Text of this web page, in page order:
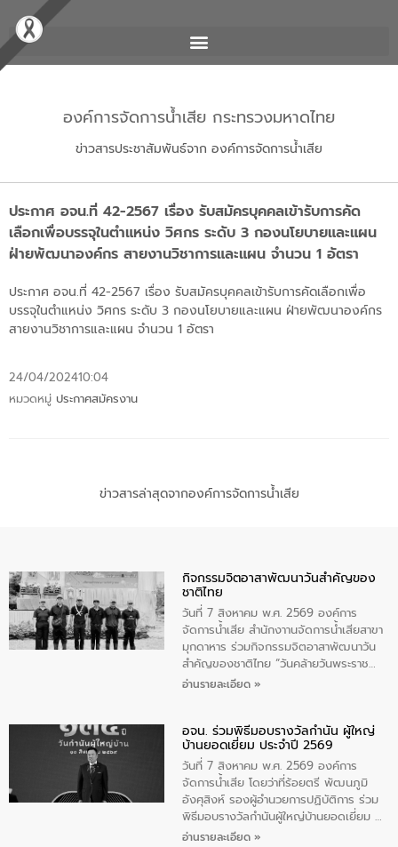
องค์การจัดการน้ำเสีย กระทรวงมหาดไทย
ข่าวสารประชาสัมพันธ์จาก องค์การจัดการน้ำเสีย
ประกาศ อจน.ที่ 42-2567 เรื่อง รับสมัครบุคคลเข้ารับการคัด
เลือกเพื่อบรรจุในตำแหน่ง วิศกร ระดับ 3 กองนโยบายและแผน
ฝ่ายพัฒนาองค์กร สายงานวิชาการและแผน จำนวน 1 อัตรา
ประกาศ อจน.ที่ 42-2567 เรื่อง รับสมัครบุคคลเข้ารับการคัดเลือกเพื่อ
บรรจุในตำแหน่ง วิศกร ระดับ 3 กองนโยบายและแผน ฝ่ายพัฒนาองค์กร
สายงานวิชาการและแผน จำนวน 1 อัตรา
24/04/202410:04
หมวดหมู่ ประกาศสมัครงาน
ข่าวสารล่าสุดจากองค์การจัดการน้ำเสีย
กิจกรรมจิตอาสาพัฒนาวันสําคัญของ
ชาติไทย
วันที่ 7 สิงหาคม พ.ศ. 2569 องค์การ
จัดการน้ำเสีย สำนักงาานจัดการน้ำเสียสาขา
มุกดาหาร ร่วมกิจกรรมจิตอาสาพัฒนาวัน
สําคัญของชาติไทย “วันคล้ายวันพระราช
สมภพ สมเด็จพระนางเจ้าสิริกิติ์พระบรม
ทิพย์คำ รองผู้ว่าราชการจังหวัดมุกดาหาร
เป็นประธานในพิธี ณ เรือนจําชั่วคราวนาโสก
ตําบลนาโสก อําเภอเมืองมุกดาหาร จังหวัด
มุกดาหาร โดยในกิจกรรมได้ร่วมปลูกป่า และ
ทําความสะอาดภายในบริเวณ จัดกิจกรรม
เพื่อถวายเป็นพระราชกุศล สมเด็จพระนาง
เจ้าสิริกิติ์พระบรมราชินีนาถ พระบรมราช
อ่านรายละเอียด »
อจน. ร่วมพิธีมอบรางวัลกำนัน ผู้ใหญ่
บ้านยอดเยี่ยม ประจำปี 2569
วันที่ 7 สิงหาคม พ.ศ. 2569 องค์การ
จัดการน้ำเสีย โดยว่าที่ร้อยตรี พัฒนภูมิ
อังศุสิงห์ รองผู้อำนวยการปฏิบัติการ ร่วม
พิธีมอบรางวัลกำนันผู้ใหญ่บ้านยอดเยี่ยม ณ
ทำเนียบรัฐบาล โดยมีนายอนุทิน ชาญวีรกูล
อ่านรายละเอียด »